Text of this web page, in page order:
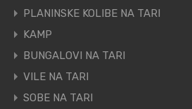
PLANINSKE KOLIBE NA TARI
KAMP
BUNGALOVI NA TARI
VILE NA TARI
SOBE NA TARI